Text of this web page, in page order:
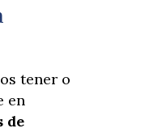
tener o
en
de